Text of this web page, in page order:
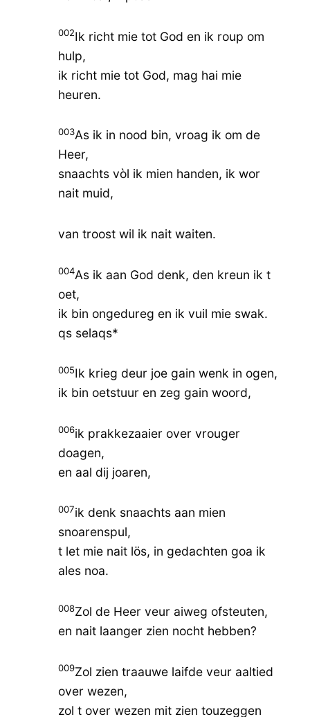
002Ik richt mie tot God en ik roup om
hulp,
ik richt mie tot God, mag hai mie
heuren.
003As ik in nood bin, vroag ik om de
Heer,
snaachts vòl ik mien handen, ik wor
nait muid,
van troost wil ik nait waiten.
004As ik aan God denk, den kreun ik t
oet,
ik bin ongedureg en ik vuil mie swak.
qs selaqs*
005Ik krieg deur joe gain wenk in ogen,
ik bin oetstuur en zeg gain woord,
006ik prakkezaaier over vrouger
doagen,
en aal dij joaren,
007ik denk snaachts aan mien
snoarenspul,
t let mie nait lös, in gedachten goa ik
ales noa.
008Zol de Heer veur aiweg ofsteuten,
en nait laanger zien nocht hebben?
009Zol zien traauwe laifde veur aaltied
over wezen,
zol t over wezen mit zien touzeggen